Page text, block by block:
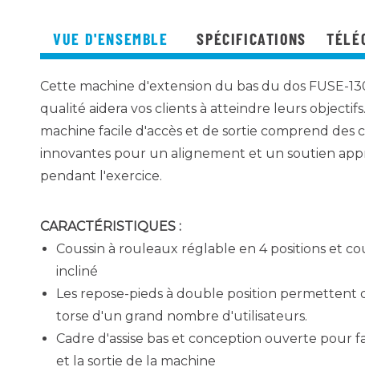
VUE D'ENSEMBLE SPÉCIFICATIONS
Cette machine d'extension du bas du dos FUSE-
qualité aidera vos clients à atteindre leurs
machine facile d'accès et de sortie comprend des
innovantes pour un alignement et un soutien
pendant l'exercice.
CARACTÉRISTIQUES :
Coussin à rouleaux réglable en 4 positions et
incliné
Les repose-pieds à double position permettent
torse d'un grand nombre d'utilisateurs.
Cadre d'assise bas et conception ouverte pour
et la sortie de la machine